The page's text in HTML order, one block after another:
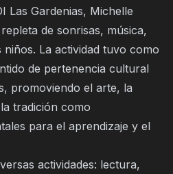
Las Gardenias, Michelle
de sonrisas, música,
La actividad tuvo como
de pertenencia cultural
promoviendo el arte, la
tradición como
para el aprendizaje y el
actividades: lectura,